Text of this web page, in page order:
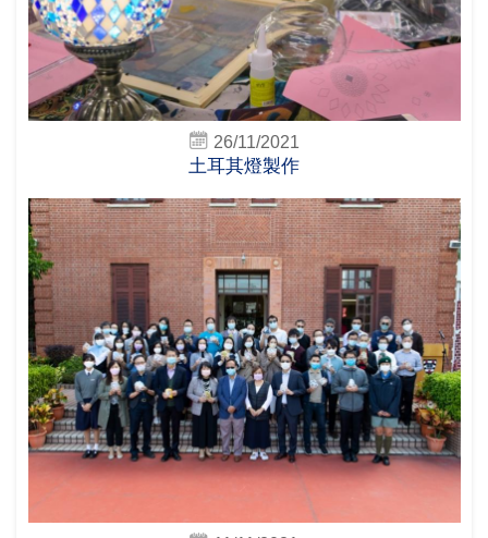
26/11/2021
土耳其燈製作